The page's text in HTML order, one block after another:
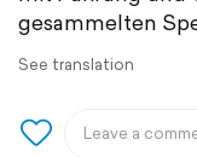
gesammelten
See translation